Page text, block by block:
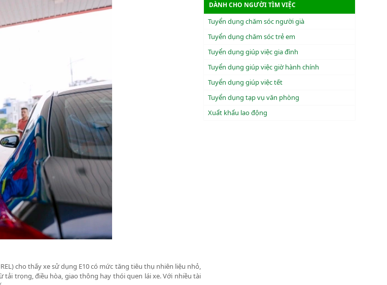
cho thấy xe sử dụng E10 có mức tăng tiêu thụ nhiên liệu nhỏ,
trọng, điều hòa, giao thông hay thói quen lái xe. Với nhiều tài
DÀNH CHO NGƯỜI TÌM VIỆC
Tuyển dụng chăm sóc người già
Tuyển dụng chăm sóc trẻ em
Tuyển dụng giúp việc gia đình
Tuyển dụng giúp việc giờ hành chính
Tuyển dụng giúp việc tết
Tuyển dụng tạp vụ văn phòng
Xuẩt khẩu lao động